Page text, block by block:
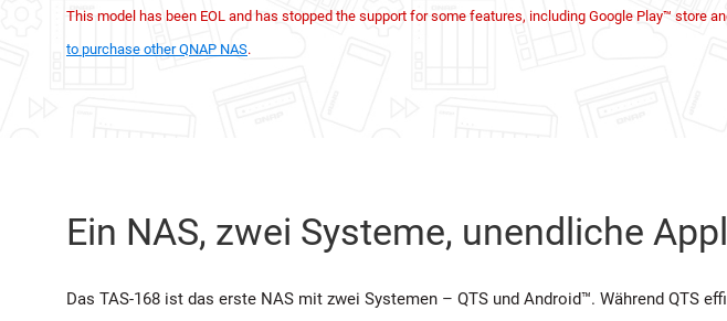
This model has been EOL and has stopped the support for some features, including Google Play™ store
to purchase other QNAP NAS.
Ein NAS, zwei Systeme, unendliche
Das TAS-168 ist das erste NAS mit zwei Systemen – QTS und Android™. Während